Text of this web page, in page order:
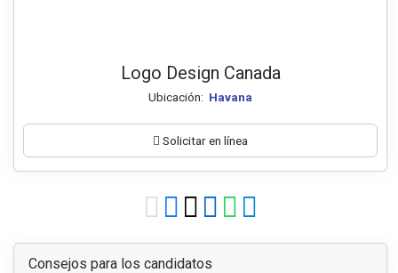
Logo Design Canada
Ubicación: Havana
Solicitar en línea
Consejos para los candidatos